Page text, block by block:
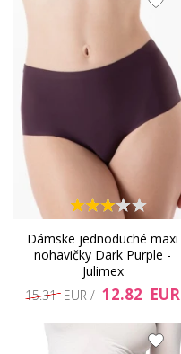
Dámske jednoduché maxi
nohavičky Dark Purple -
Julimex
15.31 EUR / 12.82 EUR